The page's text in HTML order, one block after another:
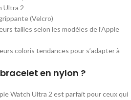
Ultra 2
(Velcro)
tailles selon les modèles de l’Apple
coloris tendances pour s’adapter à
en nylon ?
Watch Ultra 2 est parfait pour ceux qui